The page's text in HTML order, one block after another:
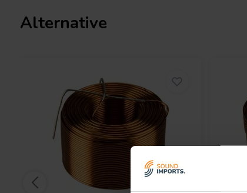
Alternative